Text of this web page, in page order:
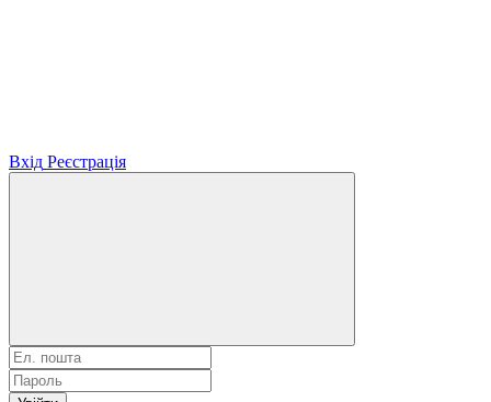
Вхід Реєстрація